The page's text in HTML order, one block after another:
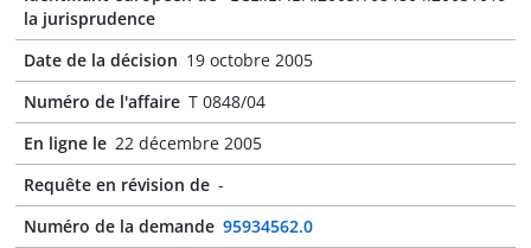
la jurisprudence
Date de la décision 19 octobre 2005
Numéro de l'affaire T 0848/04
En ligne le 22 décembre 2005
Requête en révision de -
Numéro de la demande 95934562.0